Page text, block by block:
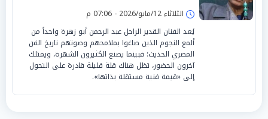
الثلاثاء 12/مايو/2026 - 07:06 م
يُعد الفنان القدير الراحل عبد الرحمن أبو زهرة واحداً من
ألمع النجوم الذين صاغوا بملامحهم وصوتهم تاريخ الفن
المصري الحديث؛ فبينما يصنع الكثيرون الشهرة، ويمتلك
آخرون الحضور، تظل هناك قلة قليلة قادرة على التحول
إلى «قيمة فنية مستقلة بذاتها».